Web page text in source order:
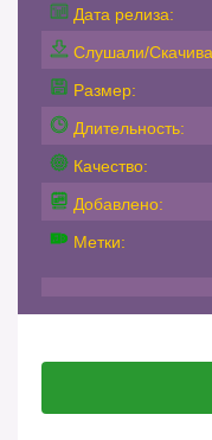
Дата релиза:
Слушали/
Размер:
Длительность:
Качество:
Добавлено:
Метки: